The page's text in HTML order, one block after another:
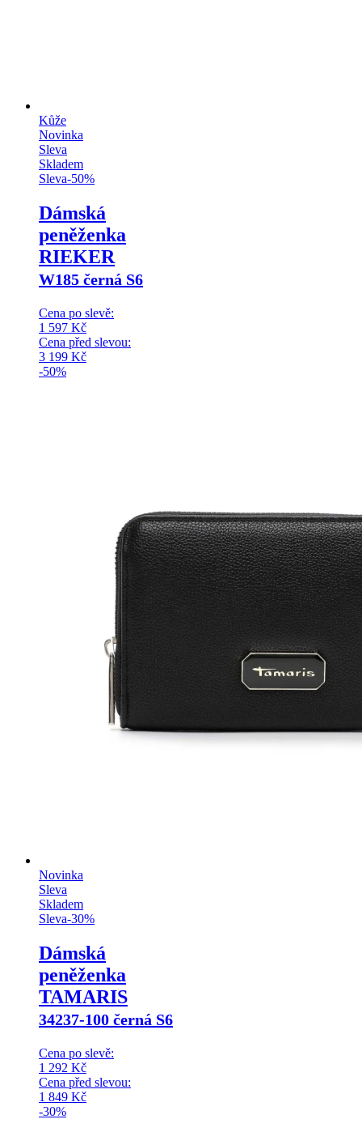
Kůže
Novinka
Sleva
Skladem
Sleva-50%
Dámská
peněženka
RIEKER
W185 černá S6
Cena po slevě:
1 597 Kč
Cena před slevou:
3 199 Kč
-50%
Novinka
Sleva
Skladem
Sleva-30%
Dámská
peněženka
TAMARIS
34237-100 černá S6
Cena po slevě:
1 292 Kč
Cena před slevou:
1 849 Kč
-30%